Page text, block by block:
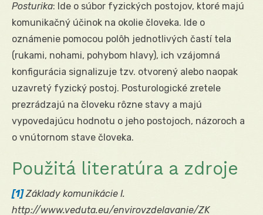
Posturika: Ide o súbor fyzických postojov, ktoré majú
komunikačný účinok na okolie človeka. Ide o
oznámenie pomocou polôh jednotlivých častí tela
(rukami, nohami, pohybom hlavy), ich vzájomná
konfigurácia signalizuje tzv. otvorený alebo naopak
uzavretý fyzický postoj. Posturologické zretele
prezrádzajú na človeku rôzne stavy a majú
vypovedajúcu hodnotu o jeho postojoch, názoroch a
o vnútornom stave človeka.
Použitá literatúra a zdroje
[1]Základy komunikácie I.
http://www.veduta.eu/envirovzdelavanie/ZK